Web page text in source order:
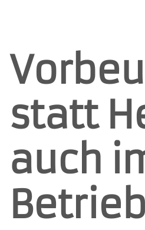
statt
auch
Betrieb